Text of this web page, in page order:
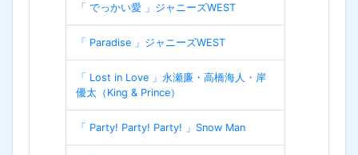
「 でっかい愛 」ジャニーズWEST
「 Paradise 」ジャニーズWEST
「 Lost in Love 」永瀬廉・高橋海人・岸
優太（King & Prince）
「 Party! Party! Party! 」Snow Man